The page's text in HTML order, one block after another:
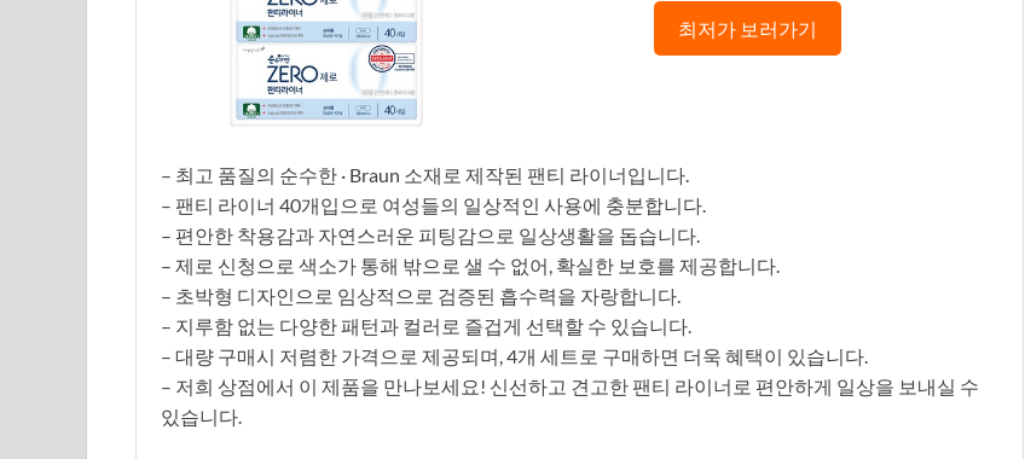
최저가 보러가기
– 최고 품질의 순수한 · Braun 소재로 제작된 팬티 라이너입니다.
– 팬티 라이너 40개입으로 여성들의 일상적인 사용에 충분합니다.
– 편안한 착용감과 자연스러운 피팅감으로 일상생활을 돕습니다.
– 제로 신청으로 색소가 통해 밖으로 샐 수 없어, 확실한 보호를 제공합니다.
– 초박형 디자인으로 임상적으로 검증된 흡수력을 자랑합니다.
– 지루함 없는 다양한 패턴과 컬러로 즐겁게 선택할 수 있습니다.
– 대량 구매시 저렴한 가격으로 제공되며, 4개 세트로 구매하면 더욱 혜택이 있습니다.
– 저희 상점에서 이 제품을 만나보세요! 신선하고 견고한 팬티 라이너로 편안하게 일상을 보내실 수
있습니다.